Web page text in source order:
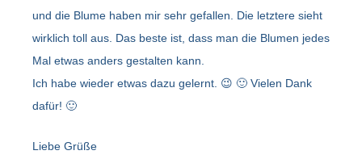
und die Blume haben mir sehr gefallen. Die letztere sieht
wirklich toll aus. Das beste ist, dass man die Blumen jedes
Mal etwas anders gestalten kann.
Ich habe wieder etwas dazu gelernt. 😉 🙂 Vielen Dank
dafür! 🙂
Liebe Grüße